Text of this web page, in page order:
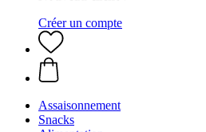
Créer un compte
Assaisonnement
Snacks